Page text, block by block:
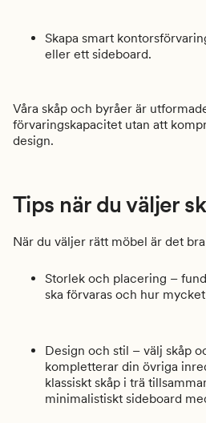
Skapa smart
eller ett sideboard.
Våra skåp och byråer är
förvaringskapacitet utan att
design.
Tips när du väljer
När du väljer rätt möbel är det
Storlek och placering –
ska förvaras och hur
Design och stil – välj skåp
kompletterar din övriga
klassiskt skåp i trä
minimalistiskt sideboard